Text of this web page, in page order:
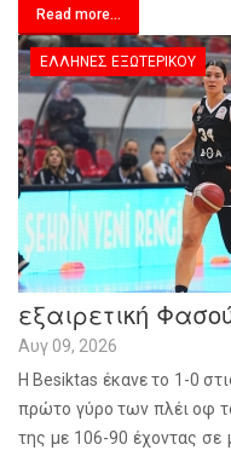
Read more...
ΈΛΛΗΝΕΣ ΕΞΩΤΕΡΙΚΟΎ
εξαιρετική
Αυγ 09, 2026
Η Besiktas έκανε το 1-0
πρώτο γύρο των πλέι οφ
της με 106-90 έχοντας